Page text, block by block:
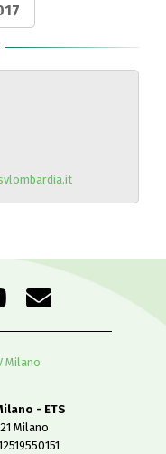
Milano
- ETS
Milano